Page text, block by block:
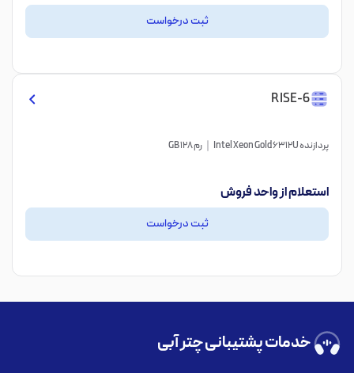
ثبت درخواست
RISE-6
پردازنده Intel Xeon Gold 6312U رم 128 GB
استعلام از واحد فروش
ثبت درخواست
خدمات پشتیبانی چتر آبی